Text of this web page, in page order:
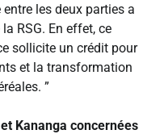
les deux parties a
RSG. En effet, ce
sollicite un crédit pour
et la transformation
”
Kananga concernées